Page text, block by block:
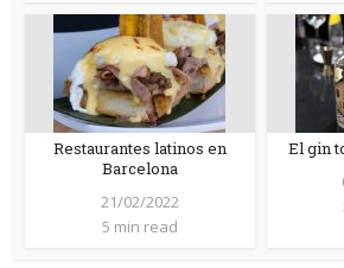
Restaurantes latinos en
Barcelona
21/02/2022
5 min read
El gin